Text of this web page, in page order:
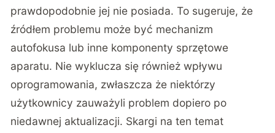
prawdopodobnie jej nie posiada. To sugeruje, że
źródłem problemu może być mechanizm
autofokusa lub inne komponenty sprzętowe
aparatu. Nie wyklucza się również wpływu
oprogramowania, zwłaszcza że niektórzy
użytkownicy zauważyli problem dopiero po
niedawnej aktualizacji. Skargi na ten temat